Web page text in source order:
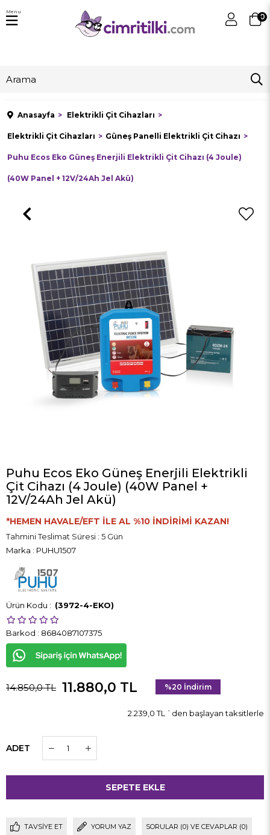
0
Menu
Anasayfa Elektrikli Çit Cihazları
Elektrikli Çit Cihazları Güneş Panelli Elektrikli Çit Cihazı
Puhu Ecos Eko Güneş Enerjili Elektrikli Çit Cihazı (4 Joule)
(40W Panel + 12V/24Ah Jel Akü)
Puhu Ecos Eko Güneş Enerjili Elektrikli
Çit Cihazı (4 Joule) (40W Panel +
12V/24Ah Jel Akü)
*HEMEN HAVALE/EFT İLE AL %10 İNDİRİMİ KAZAN!
Tahmini Teslimat Süresi : 5 Gün
Marka : PUHU1507
(3972-4-EKO)
Barkod : 8684087107375
14.850,0 TL 11.880,0 TL %20 İndirim
2.239,0 TL `den başlayan taksitlerle
ADET
TAVSIYE ET YORUM YAZ SORULAR (0) VE CEVAPLAR (0)